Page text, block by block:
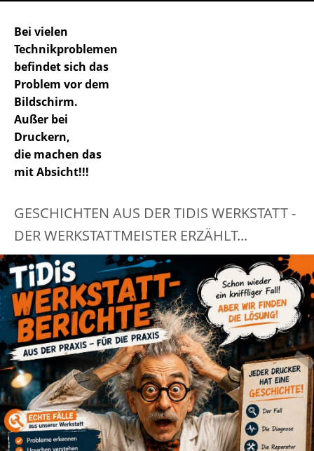
Bei vielen
Technikproblemen
befindet sich das
Problem vor dem
Bildschirm.
Außer bei
Druckern,
die machen das
mit Absicht!!!
GESCHICHTEN AUS DER TIDIS WERKSTATT -
DER WERKSTATTMEISTER ERZÄHLT...